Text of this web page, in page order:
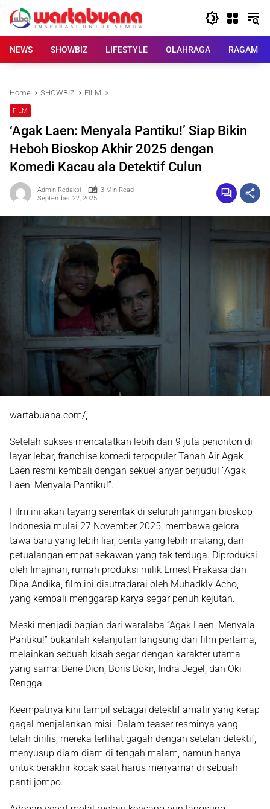
content
NEWS
SHOWBIZ LIFESTYLE OLAHRAGA RAGAM
Home SHOWBIZ FILM
FILM
‘Agak Laen: Menyala Pantiku!’ Siap Bikin
Heboh Bioskop Akhir 2025 dengan
Komedi Kacau ala Detektif Culun
Admin Redaksi
3 Min Read
September 22, 2025
wartabuana.com/,-
Setelah sukses mencatatkan lebih dari 9 juta penonton di
layar lebar, franchise komedi terpopuler Tanah Air Agak
Laen resmi kembali dengan sekuel anyar berjudul “Agak
Laen: Menyala Pantiku!”.
Film ini akan tayang serentak di seluruh jaringan bioskop
Indonesia mulai 27 November 2025, membawa gelora
tawa baru yang lebih liar, cerita yang lebih matang, dan
petualangan empat sekawan yang tak terduga. Diproduksi
oleh Imajinari, rumah produksi milik Ernest Prakasa dan
Dipa Andika, film ini disutradarai oleh Muhadkly Acho,
yang kembali menggarap karya segar penuh kejutan.
Meski menjadi bagian dari waralaba “Agak Laen, Menyala
Pantiku!” bukanlah kelanjutan langsung dari film pertama,
melainkan sebuah kisah segar dengan karakter utama
yang sama: Bene Dion, Boris Bokir, Indra Jegel, dan Oki
Rengga.
Keempatnya kini tampil sebagai detektif amatir yang kerap
gagal menjalankan misi. Dalam teaser resminya yang
telah dirilis, mereka terlihat gagah dengan setelan detektif,
menyusup diam-diam di tengah malam, namun hanya
untuk berakhir kocak saat harus menyamar di sebuah
panti jompo.